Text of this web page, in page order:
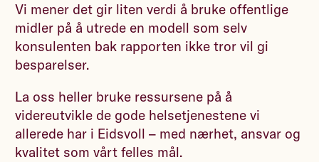
Vi mener det gir liten verdi å bruke offentlige
midler på å utrede en modell som selv
konsulenten bak rapporten ikke tror vil gi
besparelser.
La oss heller bruke ressursene på å
videreutvikle de gode helsetjenestene vi
allerede har i Eidsvoll – med nærhet, ansvar og
kvalitet som vårt felles mål.